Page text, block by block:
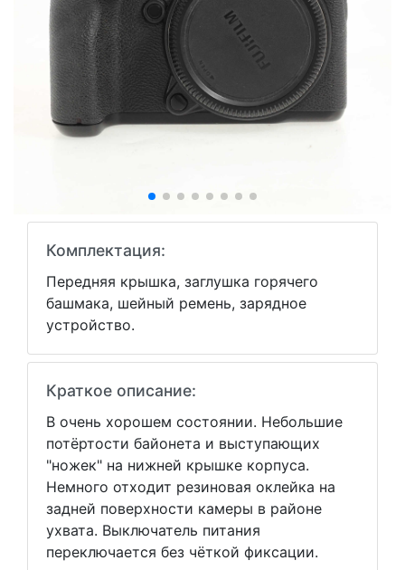
Комплектация:
Передняя крышка, заглушка горячего
башмака, шейный ремень, зарядное
устройство.
Краткое описание:
В очень хорошем состоянии. Небольшие
потёртости байонета и выступающих
"ножек" на нижней крышке корпуса.
Немного отходит резиновая оклейка на
задней поверхности камеры в районе
ухвата. Выключатель питания
переключается без чёткой фиксации.